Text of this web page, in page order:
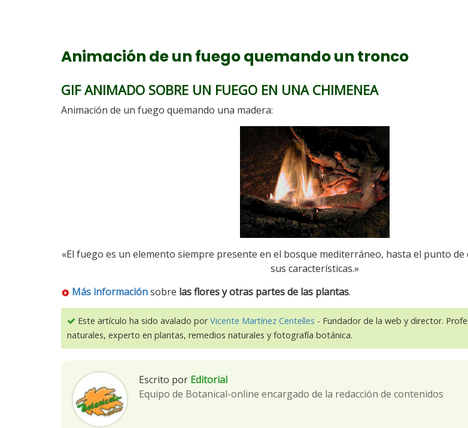
Animación de un fuego quemando un tronco
GIF ANIMADO SOBRE UN FUEGO EN UNA CHIMENEA
Animación de un fuego quemando una madera:
«El fuego es un elemento siempre presente en el bosque mediterráneo, hasta el punto
sus características.»
Más informaciónsobre las flores y otras partes de las plantas.
Este artículo ha sido avalado porVicente Martínez Centelles - Fundador de la web y director.
naturales, experto en plantas, remedios naturales y fotografía botánica.
Escrito por Editorial
Equipo de Botanical-online encargado de la redacción de contenidos